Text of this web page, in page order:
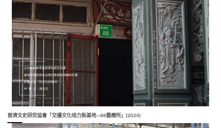
普濟文史研究協會「交擾文化培力新基地—88藝療所」(2024)